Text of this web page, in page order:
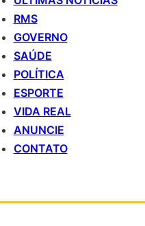
RMS
GOVERNO
SAÚDE
POLÍTICA
ESPORTE
VIDA REAL
ANUNCIE
CONTATO